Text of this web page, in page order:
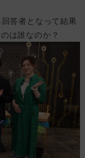
答者となって結果
は誰なのか？